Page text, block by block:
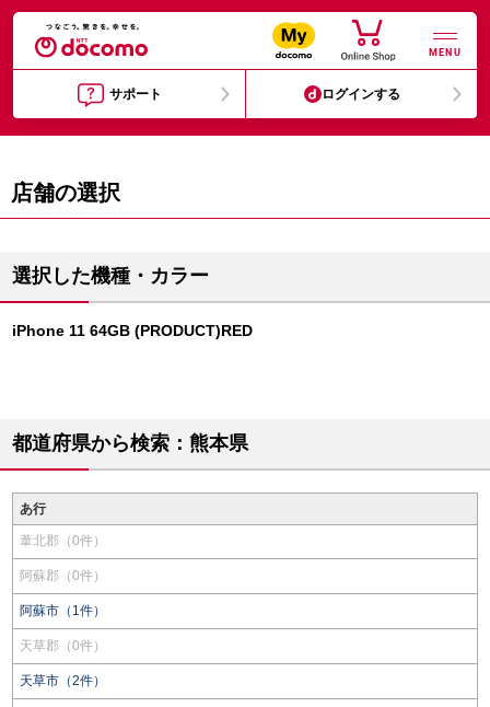
MENU
サポート ログインする
店舗の選択
選択した機種・カラー
iPhone 11 64GB (PRODUCT)RED
都道府県から検索：熊本県
あ行
葦北郡（0件）
阿蘇郡（0件）
阿蘇市（1件）
天草郡（0件）
天草市（2件）